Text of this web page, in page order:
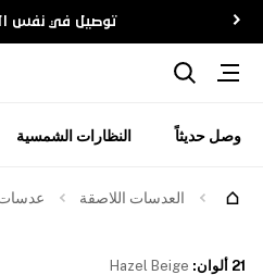
توصيل في نفس
وصل حديثاً النظارات الشمسية
العدسات اللاصقة عدسات
21 ألوان :
Hazel Beige